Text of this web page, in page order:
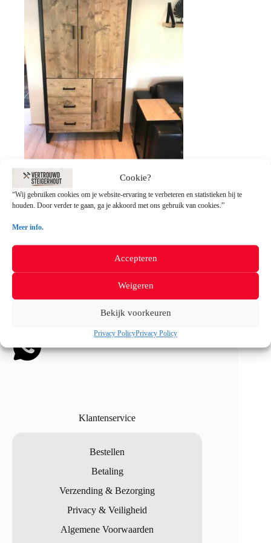
Cookie?
“Wij gebruiken cookies om je website-ervaring te verbeteren en statistieken bij te
houden. Door verder te gaan, ga je akkoord met ons gebruik van cookies.”
Meer info.
Accepteren
Weigeren
Bekijk voorkeuren
Privacy PolicyPrivacy Policy
Steigerhouten Wandkast “Overijssel 2.0”
Dit
heeft
meerdere
optie
gekozen
; info@vertrouwdsteigerhout.nl
Bij vragen over uw bestelling:
contact@vertrouwdsteigerhout.nl
ons via de onderstaande
knop (SNELST!)
Klantenservice
Bestellen
Betaling
Verzending & Bezorging
Privacy & Veiligheid
Algemene Voorwaarden